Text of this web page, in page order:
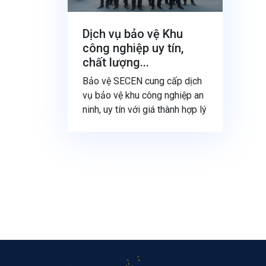
Dịch vụ bảo vệ Khu
công nghiệp uy tín,
chất lượng...
Bảo vệ SECEN cung cấp dịch
vụ bảo vệ khu công nghiệp an
ninh, uy tín với giá thành hợp lý